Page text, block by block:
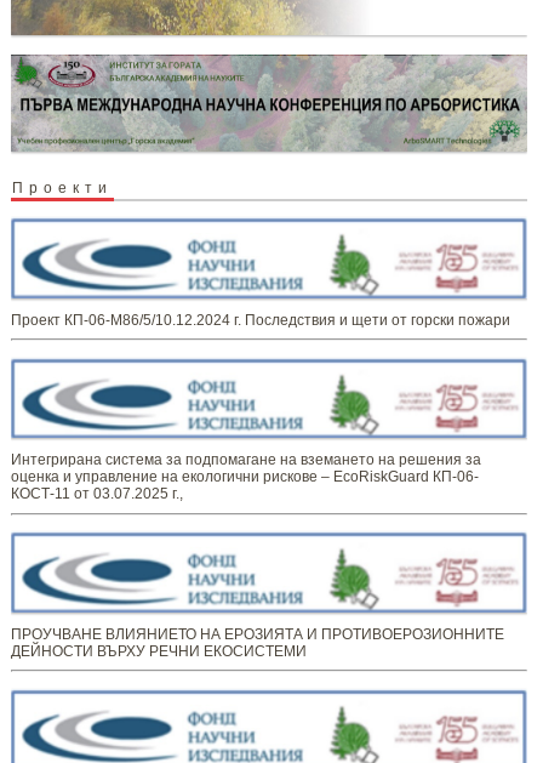
Проекти
Проект КП-06-М86/5/10.12.2024 г. Последствия и щети от горски пожари
Интегрирана система за подпомагане на вземането на решения за
оценка и управление на екологични рискове – EcoRiskGuard КП-06-
КОСТ-11 от 03.07.2025 г.,
ПРОУЧВАНЕ ВЛИЯНИЕТО НА ЕРОЗИЯТА И ПРОТИВОЕРОЗИОННИТЕ
ДЕЙНОСТИ ВЪРХУ РЕЧНИ ЕКОСИСТЕМИ